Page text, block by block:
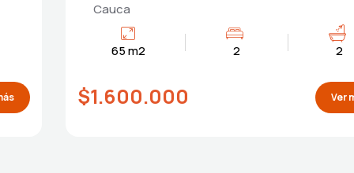
Cali, Valle del Cauca
2 2
$1.600.000